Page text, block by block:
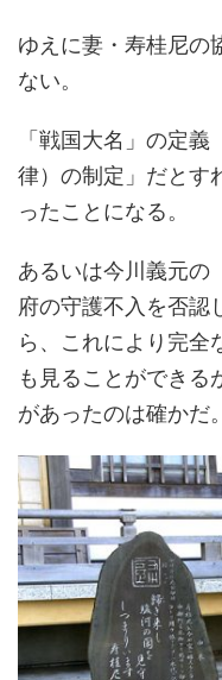
ゆえに妻・寿桂尼の
ない。
「戦国大名」の定
律）の制定」だとす
ったことになる。
あるいは今川義元の
府の守護不入を否認
ら、これにより完全
も見ることができる
があったのは確かだ。